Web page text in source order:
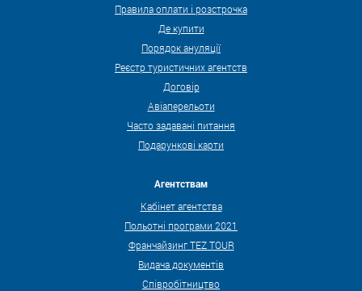
Правила оплати і розстрочка
Де купити
Порядок ануляції
Реєстр туристичних агентств
Договір
Авіаперельоти
Часто задавані питання
Подарункові карти
Агентствам
Кабінет агентства
Польотні програми 2021
Франчайзинг TEZ TOUR
Видача документів
Співробітництво